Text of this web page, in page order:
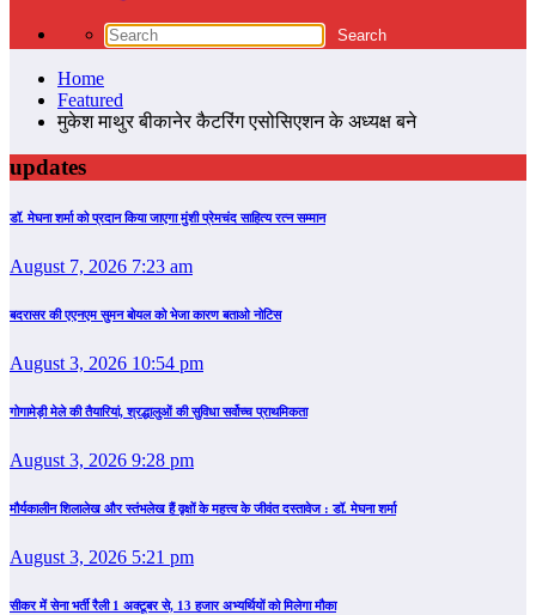
Home
Featured
मुकेश माथुर बीकानेर कैटरिंग एसोसिएशन के अध्यक्ष बने
updates
डॉ. मेघना शर्मा को प्रदान किया जाएगा मुंशी प्रेमचंद साहित्य रत्न सम्‍मान
August 7, 2026 7:23 am
बदरासर की एएनएम सुमन बोयल को भेजा कारण बताओ नोटिस
August 3, 2026 10:54 pm
गोगामेड़ी मेले की तैयारियां, श्रद्धालुओं की सुविधा सर्वोच्च प्राथमिकता
August 3, 2026 9:28 pm
मौर्यकालीन शिलालेख और स्तंभलेख हैं वृक्षों के महत्त्व के जीवंत दस्तावेज : डॉ. मेघना शर्मा
August 3, 2026 5:21 pm
सीकर में सेना भर्ती रैली 1 अक्टूबर से, 13 हजार अभ्यर्थियों को मिलेगा मौका